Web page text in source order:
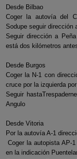
Desde Bilbao
Coger la autovía del
Sodupe seguir dirección
Seguir dirección a
está dos kilómetros
Desde Burgos
Coger la N-1 con
cruce por la izquierda
Seguir
Angulo
Desde Vitoria
Por la autovía A-1
Coger la autopista AP-
en la indicación